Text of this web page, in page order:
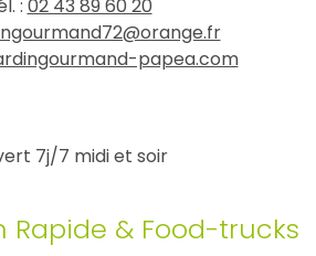
: 02 43 89 60 20
papea.com
7j/7 midi et soir
Rapide & Food-trucks